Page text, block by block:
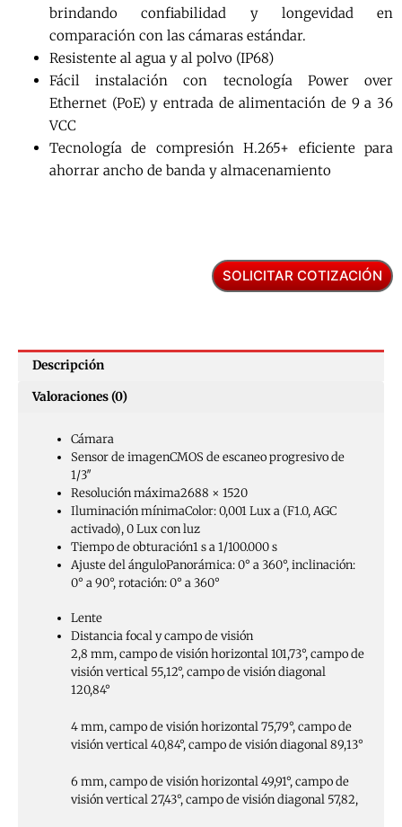
brindando confiabilidad y longevidad en
comparación con las cámaras estándar.
Resistente al agua y al polvo (IP68)
Fácil instalación con tecnología Power over
Ethernet (PoE) y entrada de alimentación de 9 a 36
VCC
Tecnología de compresión H.265+ eficiente para
ahorrar ancho de banda y almacenamiento
SOLICITAR COTIZACIÓN
Descripción
Valoraciones (0)
Cámara
Sensor de imagenCMOS de escaneo progresivo de
1/3″
Resolución máxima2688 × 1520
Iluminación mínimaColor: 0,001 Lux a (F1.0, AGC
activado), 0 Lux con luz
Tiempo de obturación1 s a 1/100.000 s
Ajuste del ánguloPanorámica: 0° a 360°, inclinación:
0° a 90°, rotación: 0° a 360°
Lente
Distancia focal y campo de visión
2,8 mm, campo de visión horizontal 101,73°, campo de
visión vertical 55,12°, campo de visión diagonal
120,84°
4 mm, campo de visión horizontal 75,79°, campo de
visión vertical 40,84°, campo de visión diagonal 89,13°
6 mm, campo de visión horizontal 49,91°, campo de
visión vertical 27,43°, campo de visión diagonal 57,82,